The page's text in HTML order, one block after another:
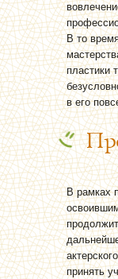
В то
пластики
в его
В рамках
принять